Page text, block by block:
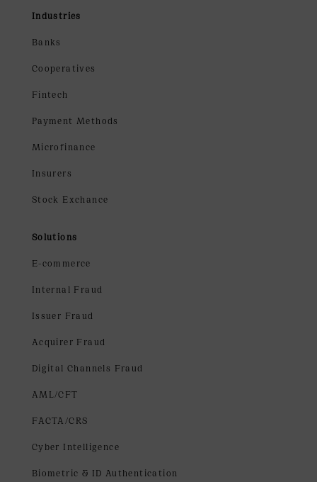
Industries
Banks
Cooperatives
Fintech
Payment Methods
Microfinance
Insurers
Stock Exchance
Solutions
E-commerce
Internal Fraud
Issuer Fraud
Acquirer Fraud
Digital Channels Fraud
AML/CFT
FACTA/CRS
Cyber Intelligence
Biometric & ID Authentication